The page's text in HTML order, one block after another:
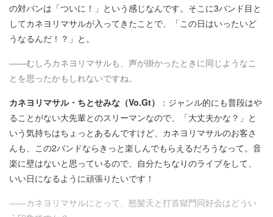
の対バンは「ついに！」という感じなんです。そこに3バンド目と
してカネヨリマサルが入ってきたことで、「この日はいったいど
うなるんだ！？」と。
――むしろカネヨリマサルも、声が掛かったときに同じようなこ
とを思ったかもしれないですね。
カネヨリマサル・ちとせみな（Vo.Gt）
：ジャンル的にも普段はや
ることがない大先輩とのスリーマンなので、「大丈夫かな？」と
いう気持ちはちょっとあるんですけど、カネヨリマサルのお客さ
んも、この2バンドならきっと楽しんでもらえるだろうなって。音
楽に壁はないと思っているので、自分たちなりのライブをして、
いい日になるように頑張りたいです！
――カネヨリマサルにとって、怒髪天と打首獄門同好会はどうい